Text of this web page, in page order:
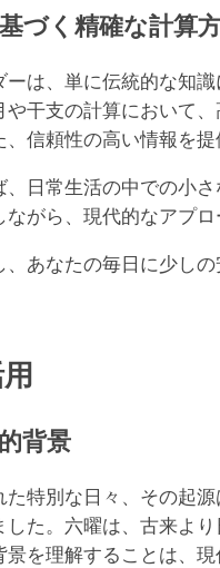
づく精確な計算
ーは、単に伝統的な知
や干支の計算において
信頼性の高い情報を提
、日常生活の中での小
がら、現代的なアプ
あなたの毎日に少し
背景
た特別な日々、その起
た。六曜は、古来よ
を理解することは、